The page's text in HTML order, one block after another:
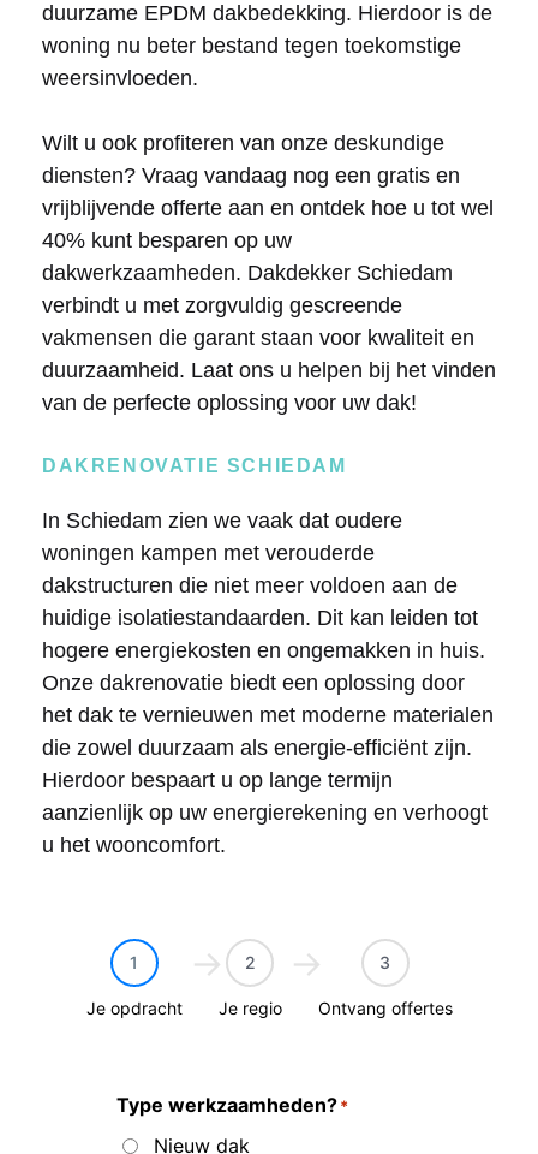
duurzame EPDM dakbedekking. Hierdoor is de
woning nu beter bestand tegen toekomstige
weersinvloeden.
Wilt u ook profiteren van onze deskundige
diensten? Vraag vandaag nog een gratis en
vrijblijvende offerte aan en ontdek hoe u tot wel
40% kunt besparen op uw
dakwerkzaamheden. Dakdekker Schiedam
verbindt u met zorgvuldig gescreende
vakmensen die garant staan voor kwaliteit en
duurzaamheid. Laat ons u helpen bij het vinden
van de perfecte oplossing voor uw dak!
DAKRENOVATIE SCHIEDAM
In Schiedam zien we vaak dat oudere
woningen kampen met verouderde
dakstructuren die niet meer voldoen aan de
huidige isolatiestandaarden. Dit kan leiden tot
hogere energiekosten en ongemakken in huis.
Onze dakrenovatie biedt een oplossing door
het dak te vernieuwen met moderne materialen
die zowel duurzaam als energie-efficiënt zijn.
Hierdoor bespaart u op lange termijn
aanzienlijk op uw energierekening en verhoogt
u het wooncomfort.